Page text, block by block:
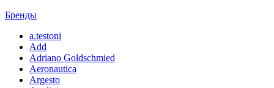
Бренды
a.testoni
Add
Adriano Goldschmied
Aeronautica
Argesto